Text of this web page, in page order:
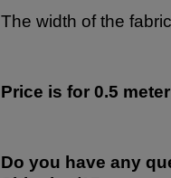
The width of the
Price is for 0.5
Do you have any